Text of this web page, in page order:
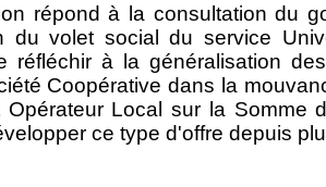
répond à la consultation du
du volet social du service
réfléchir à la généralisation
Coopérative dans la
Opérateur Local sur la Somme
ce type d'offre depuis